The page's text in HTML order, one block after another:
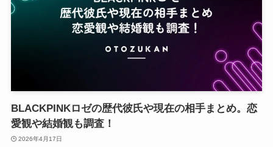
BLACKPINKロゼの歴代彼氏や現在の相手まとめ。恋
愛観や結婚観も調査！
2026年4月17日